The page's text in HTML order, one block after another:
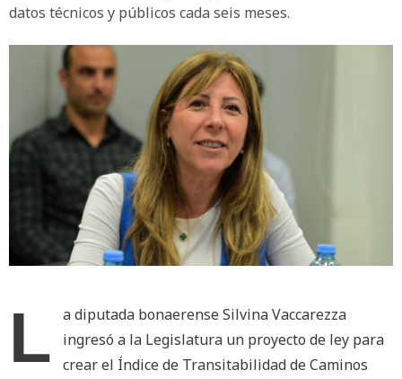
datos técnicos y públicos cada seis meses.
L
a diputada bonaerense Silvina Vaccarezza
ingresó a la Legislatura un proyecto de ley para
crear el Índice de Transitabilidad de Caminos